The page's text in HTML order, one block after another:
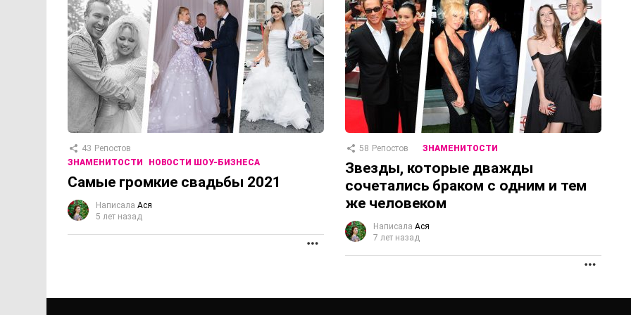
43 Репостов
ЗНАМЕНИТОСТИ
НОВОСТИ ШОУ-БИЗНЕСА
Самые громкие свадьбы 2021
Написала Ася
5 лет назад
ПРОДОЛЖЕНИЕ
58 Репостов ЗНАМЕНИТОСТИ
Звезды, которые дважды
сочетались браком с одним и тем
же человеком
Написала Ася
7 лет назад